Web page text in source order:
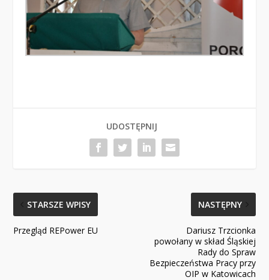
UDOSTĘPNIJ
STARSZE WPISY
Przegląd REPower EU
NASTĘPNY
Dariusz Trzcionka
powołany w skład Śląskiej
Rady do Spraw
Bezpieczeństwa Pracy przy
OIP w Katowicach